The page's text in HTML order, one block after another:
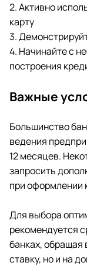
2. Активно
карту
3.
4. Начинайте с
построения
Важные
Большинство
ведения
12 месяцев.
запросить
при оформлении
Для выбора
рекомендуется
банках, обращая
ставку, но и на